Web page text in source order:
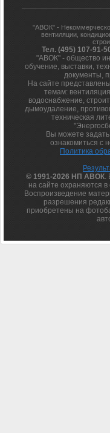
"АВОК" -
вентиляции,
Тел. (495) 107-91-
"АВОК" - общество
обучение, выставки,
документы,
На сайте
темам:
водоснабжение,
дымоудаление,
техническая
Вы можете
ознакомиться с
Политика
© 1991-2026 НП АВОК.
на сайте охраняются в
Воспроизведение
разрешения
приобретены на